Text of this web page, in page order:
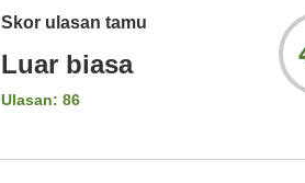
Skor ulasan tamu
Luar biasa
Ulasan: 86